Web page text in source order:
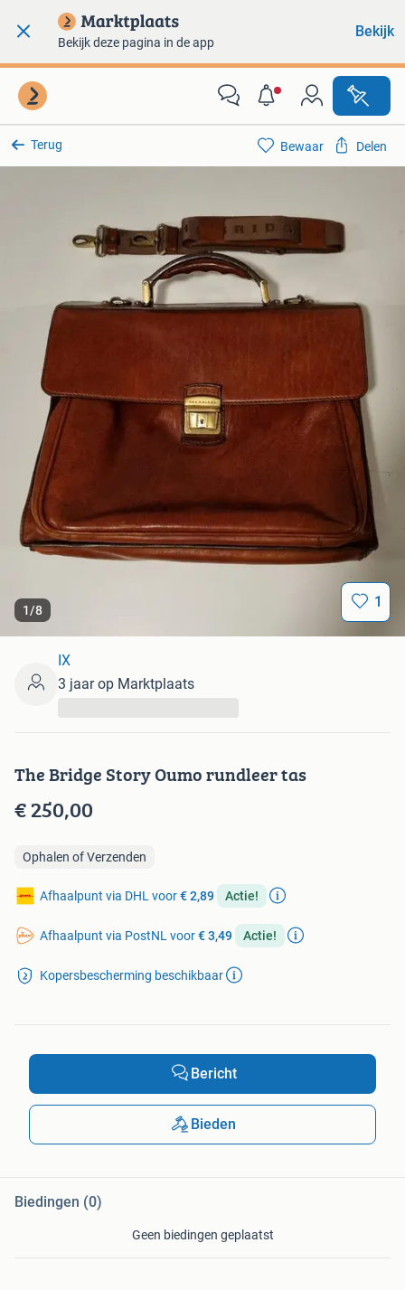
Bekijk deze pagina in de app
Bekijk
Terug
1/8 1
Bewaar Delen
The Bridge Story Oumo rundleer tas
€ 250,00
Ophalen of Verzenden
Afhaalpunt via DHL voor€ 2,89 Actie!
Afhaalpunt via PostNL voor€ 3,49 Actie!
Kopersbescherming beschikbaar
IX
3 jaar op Marktplaats
Bericht
Bieden
Biedingen (0)
Geen biedingen geplaatst